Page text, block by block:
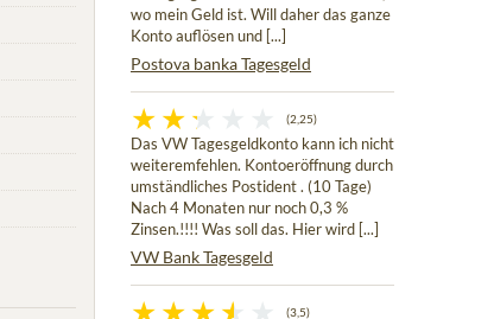
wo mein Geld ist. Will daher das ganze
Konto auflösen und [...]
Postova banka Tagesgeld
(2,25)
Das VW Tagesgeldkonto kann ich nicht
weiteremfehlen. Kontoeröffnung durch
umständliches Postident . (10 Tage)
Nach 4 Monaten nur noch 0,3 %
Zinsen.!!!! Was soll das. Hier wird [...]
VW Bank Tagesgeld
(3,5)